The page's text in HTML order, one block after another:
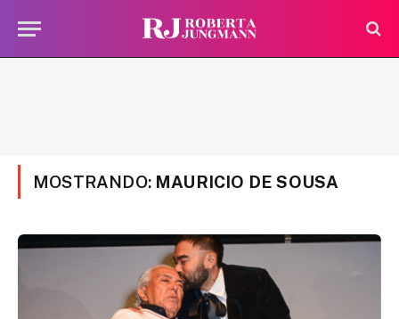
MOSTRANDO: MAURICIO DE SOUSA